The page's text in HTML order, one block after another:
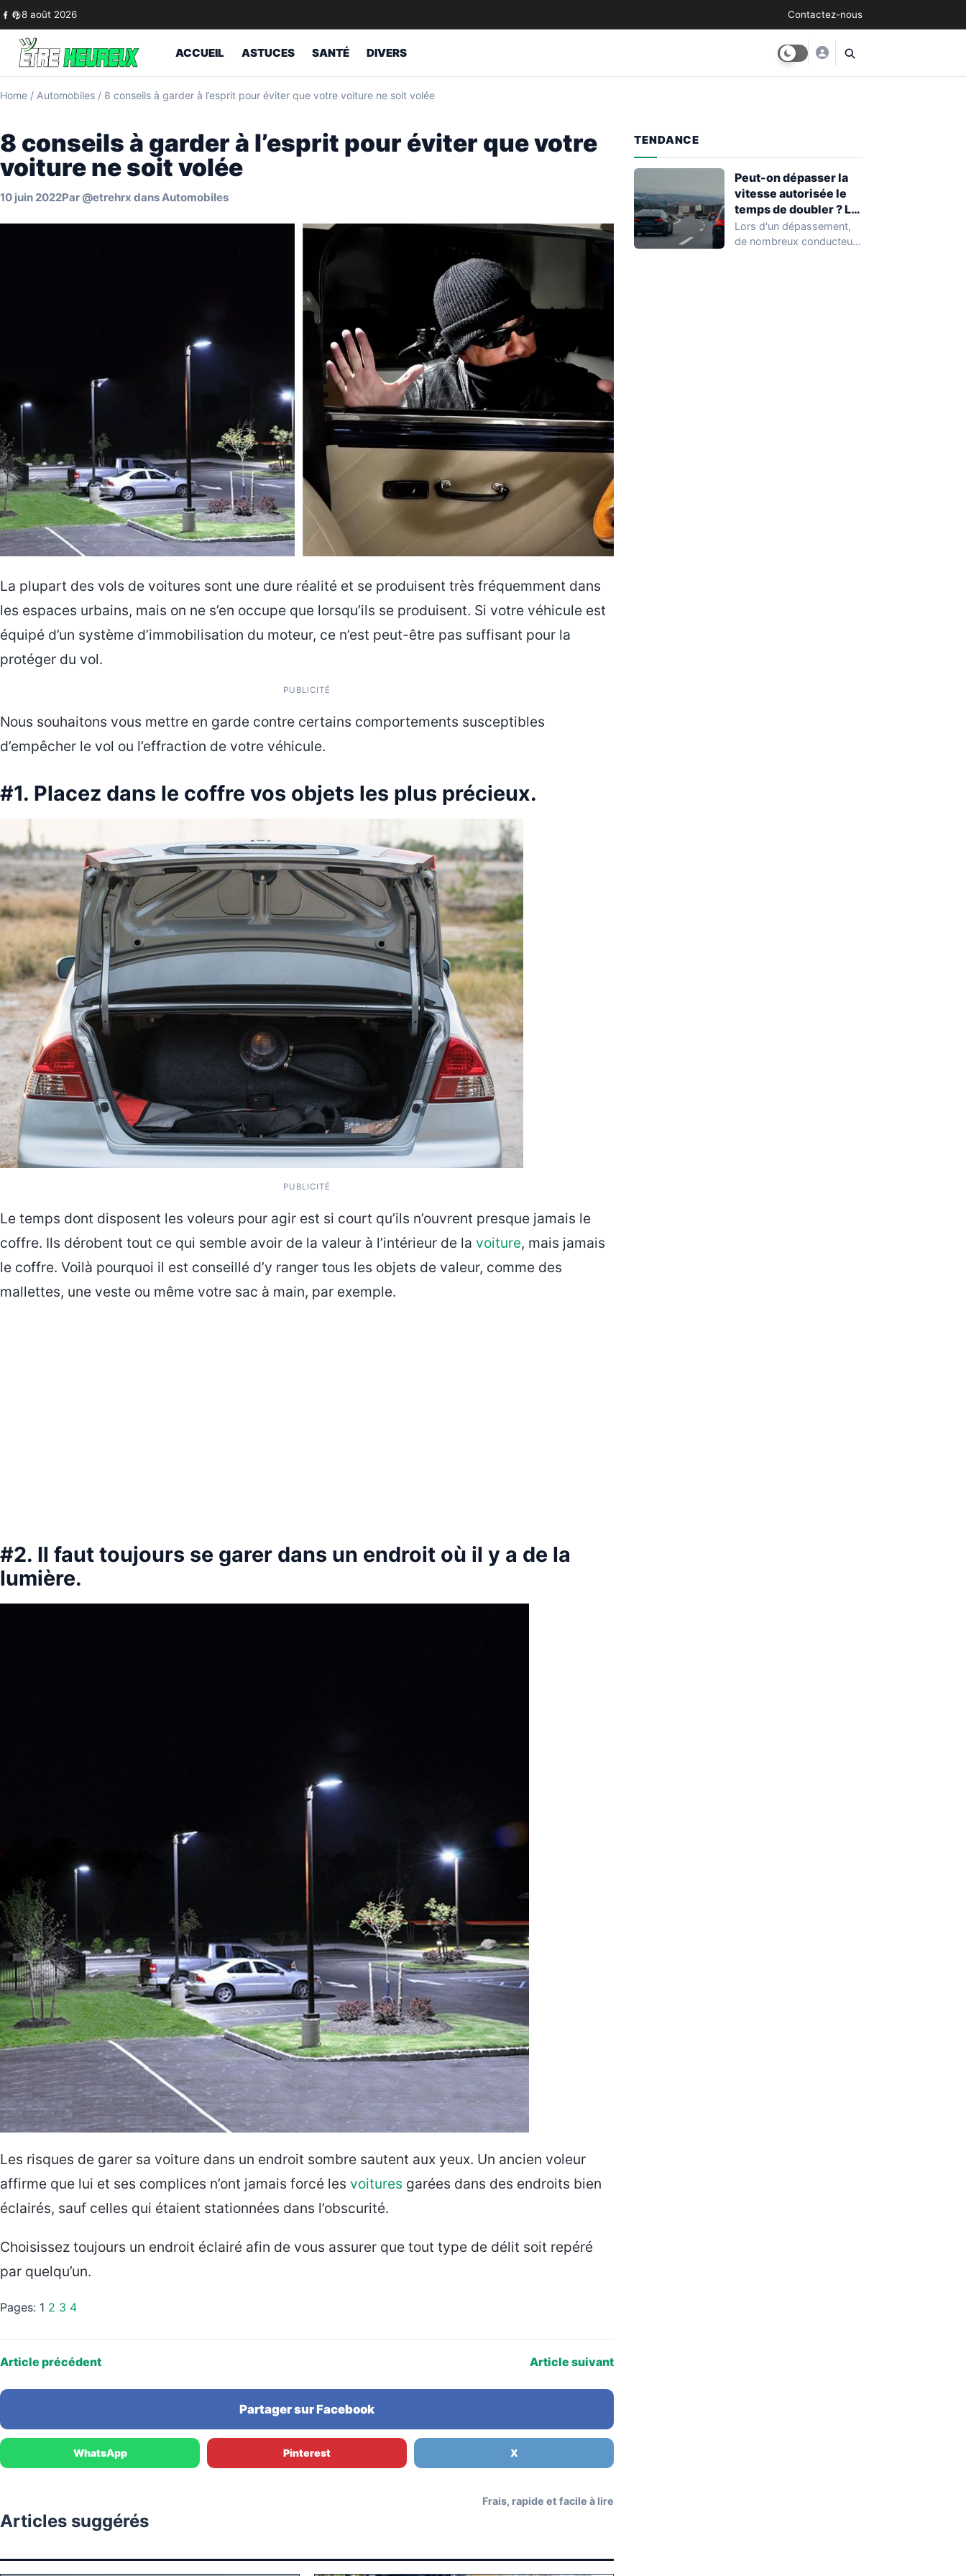
Skip to content
8 août 2026 Contactez-nous
ACCUEIL ASTUCES SANTÉ DIVERS
Home / Automobiles / 8 conseils à garder à l’esprit pour éviter que votre voiture ne soit volée
8 conseils à garder à l’esprit pour éviter que votre
voiture ne soit volée
10 juin 2022Par @etrehrx dansAutomobiles
La plupart des vols de voitures sont une dure réalité et se produisent très fréquemment dans
les espaces urbains, mais on ne s’en occupe que lorsqu’ils se produisent. Si votre véhicule est
équipé d’un système d’immobilisation du moteur, ce n’est peut-être pas suffisant pour la
protéger du vol.
PUBLICITÉ
Nous souhaitons vous mettre en garde contre certains comportements susceptibles
d’empêcher le vol ou l’effraction de votre véhicule.
#1. Placez dans le coffre vos objets les plus précieux.
PUBLICITÉ
Le temps dont disposent les voleurs pour agir est si court qu’ils n’ouvrent presque jamais le
coffre. Ils dérobent tout ce qui semble avoir de la valeur à l’intérieur de la voiture, mais jamais
le coffre. Voilà pourquoi il est conseillé d’y ranger tous les objets de valeur, comme des
mallettes, une veste ou même votre sac à main, par exemple.
#2. Il faut toujours se garer dans un endroit où il y a de la
lumière.
Les risques de garer sa voiture dans un endroit sombre sautent aux yeux. Un ancien voleur
affirme que lui et ses complices n’ont jamais forcé les voitures garées dans des endroits bien
éclairés, sauf celles qui étaient stationnées dans l’obscurité.
Choisissez toujours un endroit éclairé afin de vous assurer que tout type de délit soit repéré
par quelqu’un.
Pages: 1 2 3 4
Article précédent Article suivant
Partager sur Facebook
WhatsApp Pinterest X
Articles suggérés
Frais, rapide et facile à lire
TENDANCE
Peut-on dépasser la
vitesse autorisée le
temps de doubler ? La
réponse risque d’en
surprendre beaucoup
Lors d'un dépassement,
de nombreux conducteurs